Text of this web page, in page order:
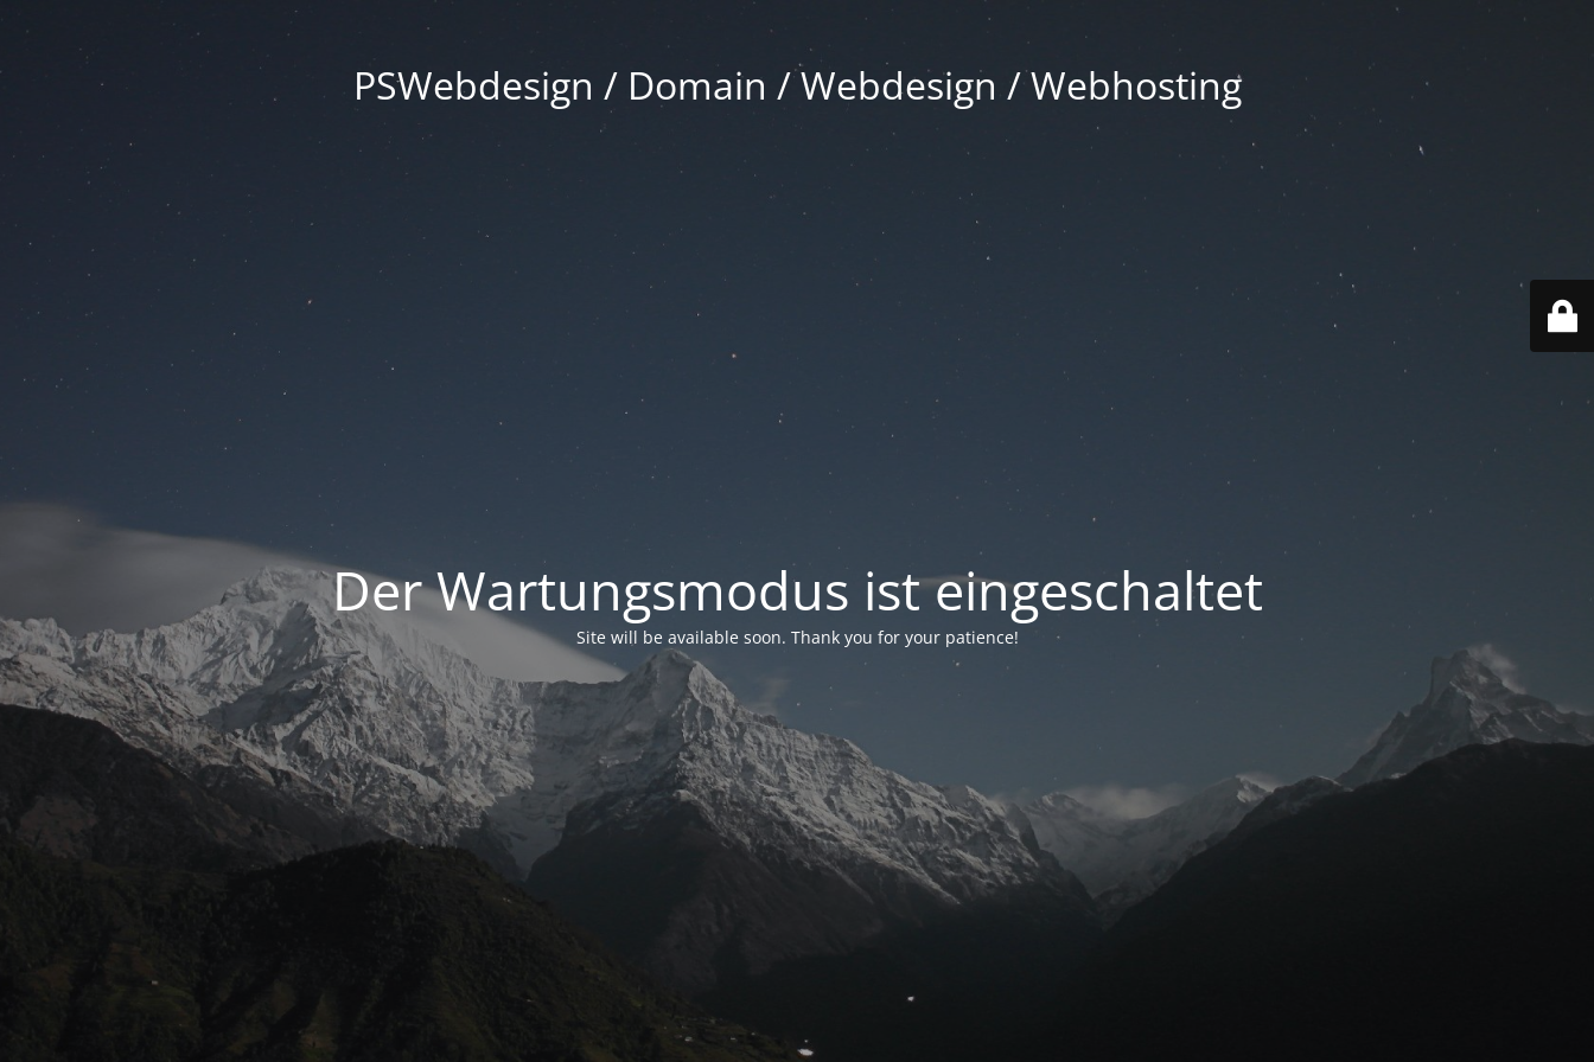
PSWebdesign / Domain / Webdesign / Webhosting
Der Wartungsmodus ist eingeschaltet
Site will be available soon. Thank you for your patience!